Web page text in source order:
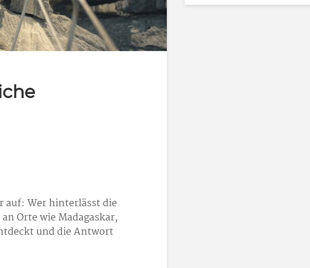
auf: Wer hinterlässt die
Orte wie Madagaskar,
und die Antwort